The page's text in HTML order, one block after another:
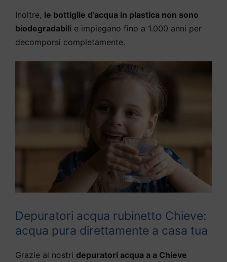
Inoltre, le bottiglie d’acqua in plastica non sono
biodegradabili e impiegano fino a 1.000 anni per
decomporsi completamente.
Depuratori acqua rubinetto Chieve:
acqua pura direttamente a casa tua
Grazie ai nostri depuratori acqua a a Chieve